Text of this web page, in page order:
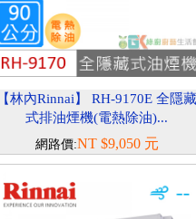
【林內Rinnai】 RH-9170E 全隱
式排油煙機(電熱除油)...
網路價:NT $9,050 元